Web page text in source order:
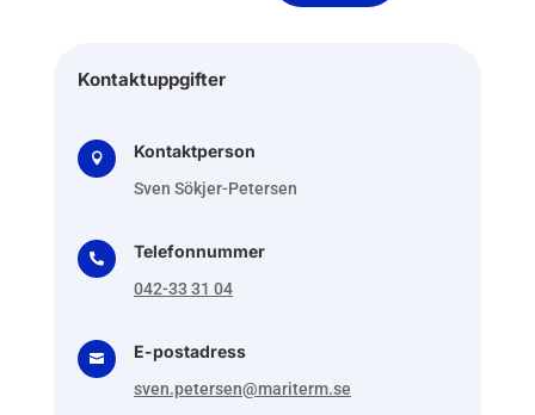
Kontaktuppgifter
 Kontaktperson
Sven Sökjer-Petersen
 Telefonnummer
042-33 31 04
 E-postadress
sven.petersen@mariterm.se